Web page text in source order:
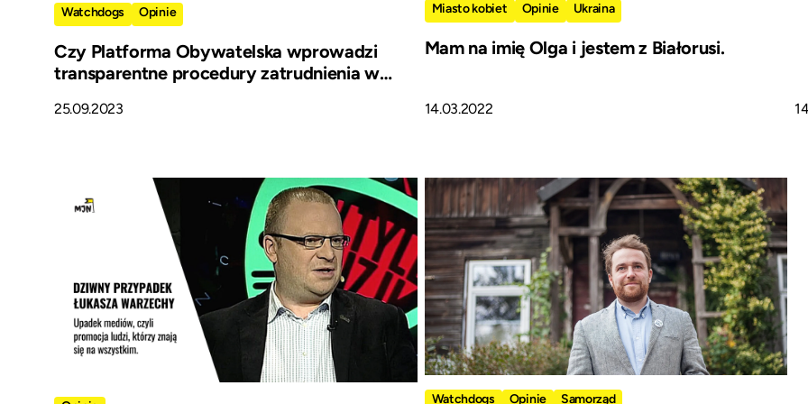
Watchdogs Opinie
Czy Platforma Obywatelska wprowadzi
transparentne procedury zatrudnienia w
25.09.2023
Miasto kobiet Opinie Ukraina
Mam na imię Olga i jestem z Białorusi.
14.03.2022
Watchdogs Opinie Samorząd